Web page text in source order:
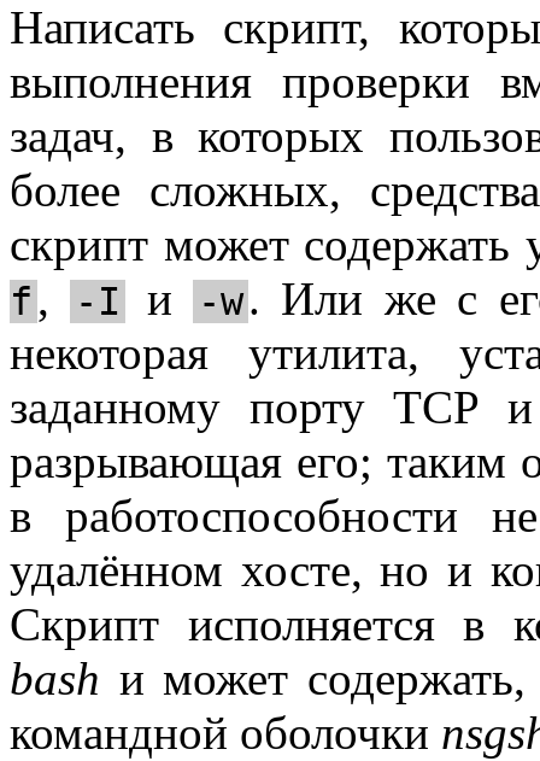
Написать скрипт,
выполнения проверки
задач, в которых
более сложных,
скрипт может содержать
f , -I и -w. Или же с
некоторая утилита,
заданному порту TCP
разрывающая его; таким
в работоспособности
удалённом хосте, но и
Скрипт исполняется в
bash и может
командной оболочки